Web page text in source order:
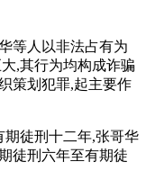
等人以非法占有为
,其行为均构成诈骗
策划犯罪,起主要作
期徒刑十二年,张哥华
徒刑六年至有期徒